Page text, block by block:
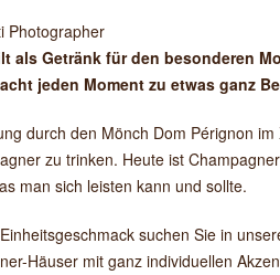
Photographer
als Getränk für den besonderen
jeden Moment zu etwas ganz
durch den Mönch Dom Pérignon
zu trinken. Heute ist
man sich leisten kann und sollte.
suchen Sie in
Häuser mit ganz individuellen